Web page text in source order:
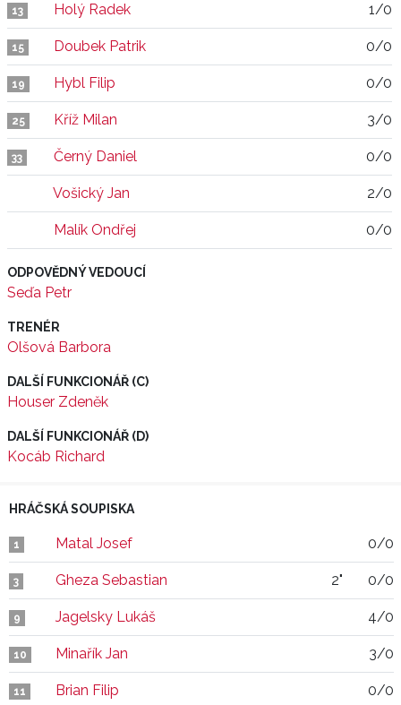
13 Holý Radek 1/0
15 Doubek Patrik 0/0
19 Hybl Filip 0/0
25 Kříž Milan 3/0
33 Černý Daniel 0/0
Vošický Jan 2/0
Malík Ondřej 0/0
ODPOVĚDNÝ VEDOUCÍ
Seďa Petr
TRENÉR
Olšová Barbora
DALŠÍ FUNKCIONÁŘ (C)
Houser Zdeněk
DALŠÍ FUNKCIONÁŘ (D)
Kocáb Richard
HRÁČSKÁ SOUPISKA
1 Matal Josef 0/0
3 Gheza Sebastian 2" 0/0
9 Jagelsky Lukáš 4/0
10 Minařík Jan 3/0
11 Brian Filip 0/0